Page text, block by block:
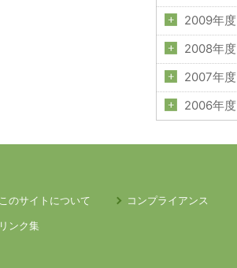
2009年度
2008年度
2007年度
2006年度
このサイトについて
コンプライアンス
リンク集